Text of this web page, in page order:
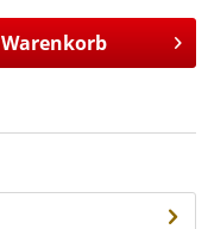
Warenkorb